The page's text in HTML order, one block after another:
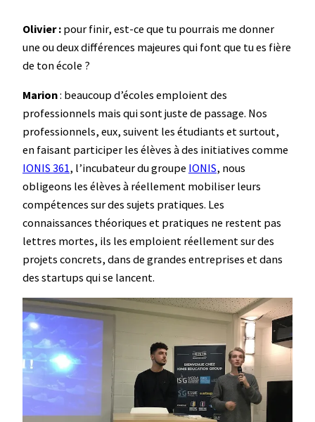
Olivier : pour finir, est-ce que tu pourrais me donner
une ou deux différences majeures qui font que tu es fière
de ton école ?
Marion: beaucoup d’écoles emploient des
professionnels mais qui sont juste de passage. Nos
professionnels, eux, suivent les étudiants et surtout,
en faisant participer les élèves à des initiatives comme
IONIS 361, l’incubateur du groupe IONIS, nous
obligeons les élèves à réellement mobiliser leurs
compétences sur des sujets pratiques. Les
connaissances théoriques et pratiques ne restent pas
lettres mortes, ils les emploient réellement sur des
projets concrets, dans de grandes entreprises et dans
des startups qui se lancent.